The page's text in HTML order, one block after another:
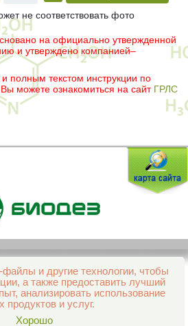
не соответствовать фото
на официально утвержденной
и утверждено компанией–
полным текстом инструкции по
можете ознакомиться на сайт ГРЛС
и другие технологии, чтобы
а также предоставить лучший
анализировать использование
продуктов и услуг.
Хорошо
законом
99-98-28